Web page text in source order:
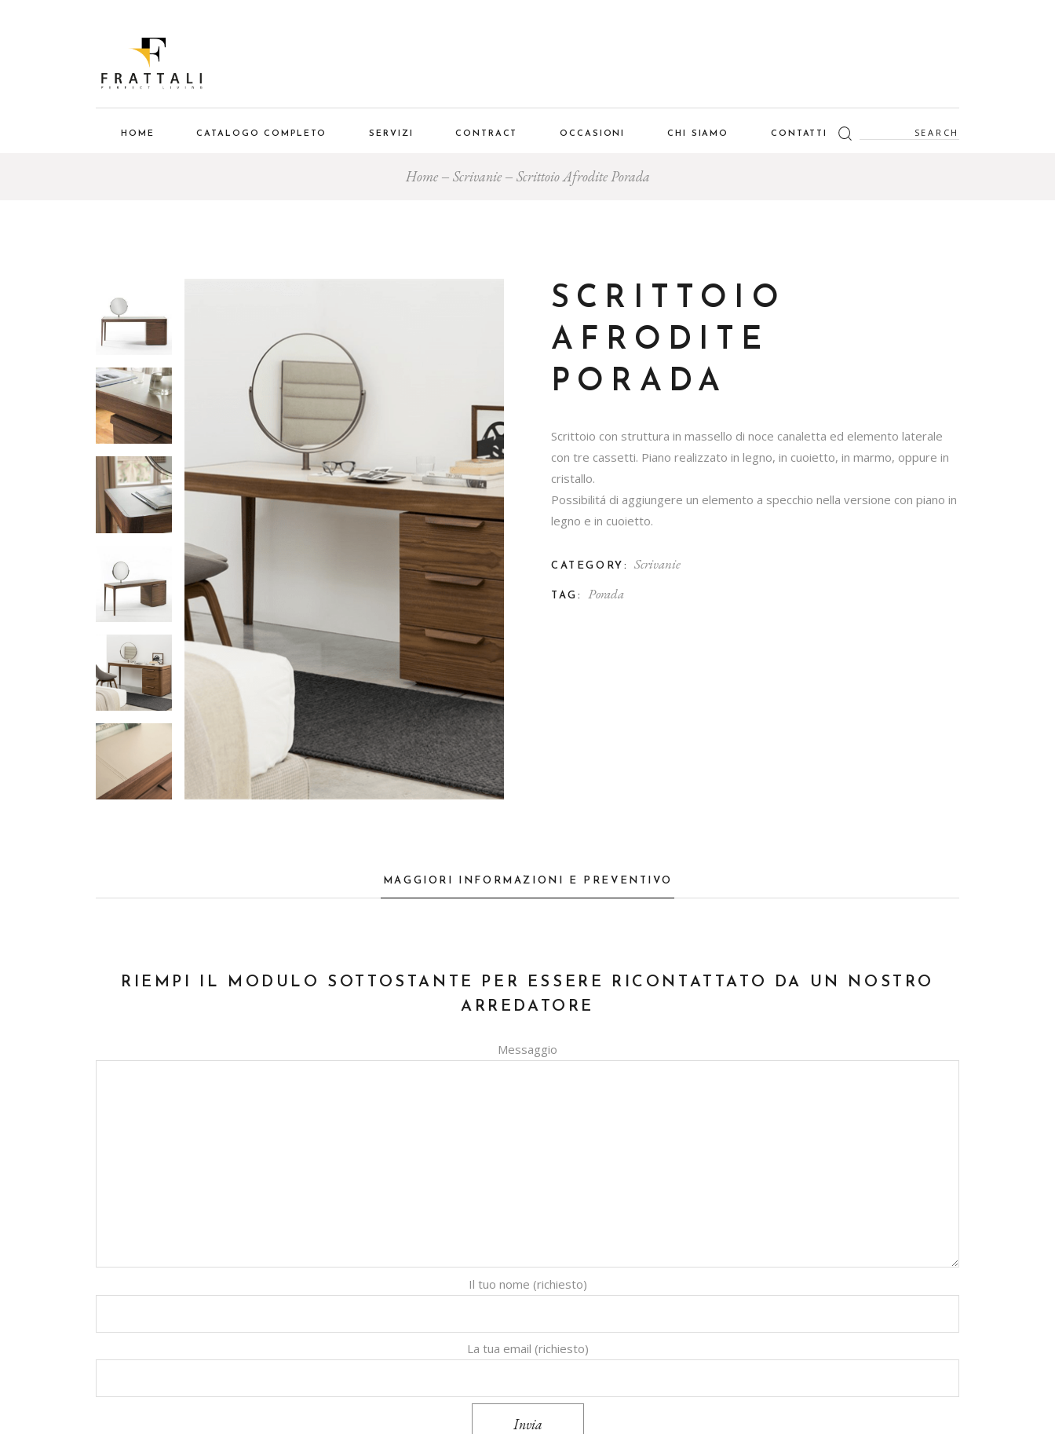
HOME CATALOGO COMPLETO SERVIZI CONTRACT OCCASIONI CHI SIAMO CONTATTI Search
for:
Home Scrivanie Scrittoio Afrodite Porada
SCRITTOIO
AFRODITE
PORADA
Scrittoio con struttura in massello di noce canaletta ed elemento laterale
con tre cassetti. Piano realizzato in legno, in cuoietto, in marmo, oppure in
cristallo.
Possibilitá di aggiungere un elemento a specchio nella versione con piano in
legno e in cuoietto.
CATEGORY: Scrivanie
TAG: Porada
MAGGIORI INFORMAZIONI E PREVENTIVO
RIEMPI IL MODULO SOTTOSTANTE PER ESSERE RICONTATTATO DA UN NOSTRO
ARREDATORE
Messaggio
Il tuo nome (richiesto)
La tua email (richiesto)
Invia